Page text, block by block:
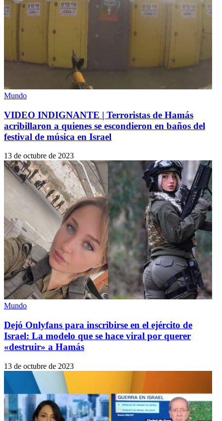
Mundo
VIDEO INDIGNANTE | Terroristas de Hamás
acribillaron a quienes se escondieron en baños del
festival de música en Israel
13 de octubre de 2023
Mundo
Dejó Onlyfans para inscribirse en el ejército de
Israel: La modelo que se hace viral por querer
«destruir» a Hamás
13 de octubre de 2023